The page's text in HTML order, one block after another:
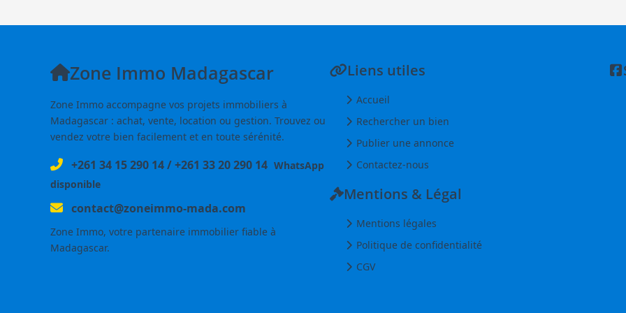
Zone Immo Madagascar
Zone Immo accompagne vos projets immobiliers à
Madagascar : achat, vente, location ou gestion. Trouvez ou
vendez votre bien facilement et en toute sérénité.
+261 34 15 290 14/+261 33 20 290 14 WhatsApp
disponible
contact@zoneimmo-mada.com
Zone Immo, votre partenaire immobilier fiable à
Madagascar.
Liens utiles
Accueil
Rechercher un bien
Publier une annonce
Contactez-nous
Mentions & Légal
Mentions légales
Politique de confidentialité
CGV